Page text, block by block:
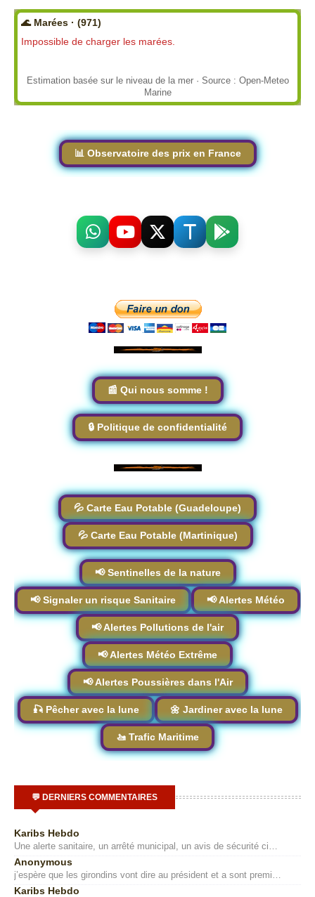
🌊 Marées · (971)
Impossible de charger les marées.
Estimation basée sur le niveau de la mer · Source : Open-Meteo
Marine
📊 Observatoire des prix en France
📰 Qui nous somme !
🔒 Politique de confidentialité
💦 Carte Eau Potable (Guadeloupe)
💦 Carte Eau Potable (Martinique)
📢 Sentinelles de la nature
📢 Signaler un risque Sanitaire 📢 Alertes Météo
📢 Alertes Pollutions de l'air
📢 Alertes Météo Extrême
📢 Alertes Poussières dans l'Air
🎣 Pêcher avec la lune 🌼 Jardiner avec la lune
🚤 Trafic Maritime
💬 DERNIERS COMMENTAIRES
Karibs Hebdo
Une alerte sanitaire, un arrêté municipal, un avis de sécurité ci…
Anonymous
j’espère que les girondins vont dire au président et a sont premi…
Karibs Hebdo